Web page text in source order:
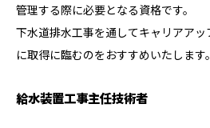
管理する際に必要となる資格です。
下水道排水工事を通してキャリアア
に取得に臨むのをおすすめいたします。
給水装置工事主任技術者